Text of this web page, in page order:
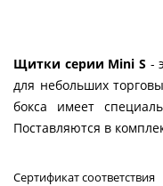
Щитки серии Mini S -
для небольших
бокса имеет
Поставляются в
Сертификат соответствия